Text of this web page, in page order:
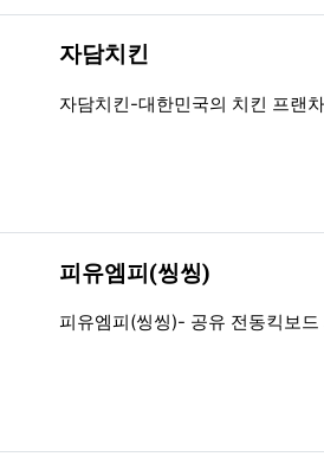
자담치킨
등록일
조회
자담치킨-대한민국의 치킨 프랜
피유엠피(씽씽)
등록일
조회
피유엠피(씽씽)- 공유 전동킥보드